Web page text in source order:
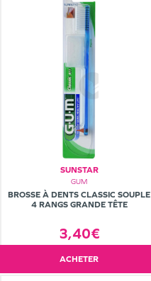
SUNSTAR
GUM
BROSSE À DENTS CLASSIC SOUPLE
4 RANGS GRANDE TÊTE
3,40€
ACHETER